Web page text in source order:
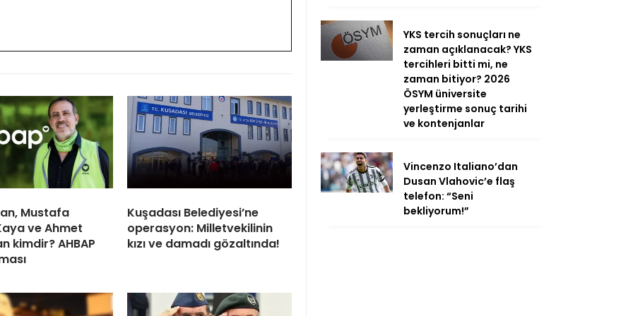
Mustafa
ve Ahmet
kimdir? AHBAP
Kuşadası Belediyesi’ne
operasyon: Milletvekilinin
kızı ve damadı gözaltında!
YKS tercih sonuçları ne
zaman açıklanacak? YKS
tercihleri bitti mi, ne
zaman bitiyor? 2026
ÖSYM üniversite
yerleştirme sonuç tarihi
ve kontenjanlar
Vincenzo Italiano’dan
Dusan Vlahovic’e flaş
telefon: “Seni
bekliyorum!”